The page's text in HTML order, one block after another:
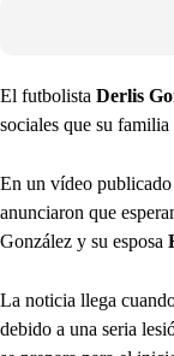
El futbolista Derlis
sociales que su
En un vídeo
anunciaron que
González y su esposa
La noticia llega
debido a una seria